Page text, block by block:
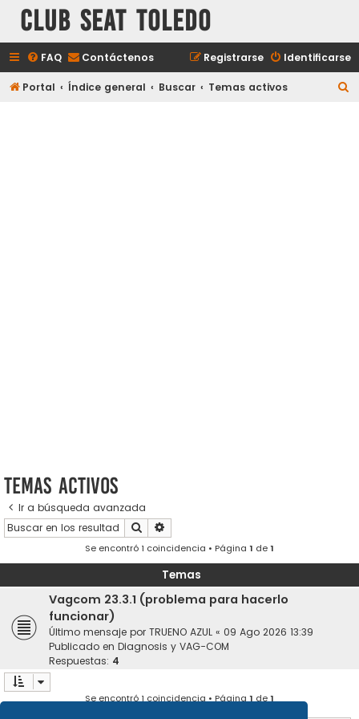
Club Seat Toledo
FAQ Contáctenos Identificarse
Registrarse
Portal Índice general Buscar Temas activos
Temas activos
Ir a búsqueda avanzada
Buscar
Se encontró 1 coincidencia • Página 1 de1
Temas
Vagcom 23.3.1 (problema para hacerlo
funcionar)
Último mensaje por TRUENO AZUL « 09 Ago 2026 13:39
Publicado en Diagnosis y VAG-COM
Respuestas: 4
Se encontró 1 coincidencia • Página1de1